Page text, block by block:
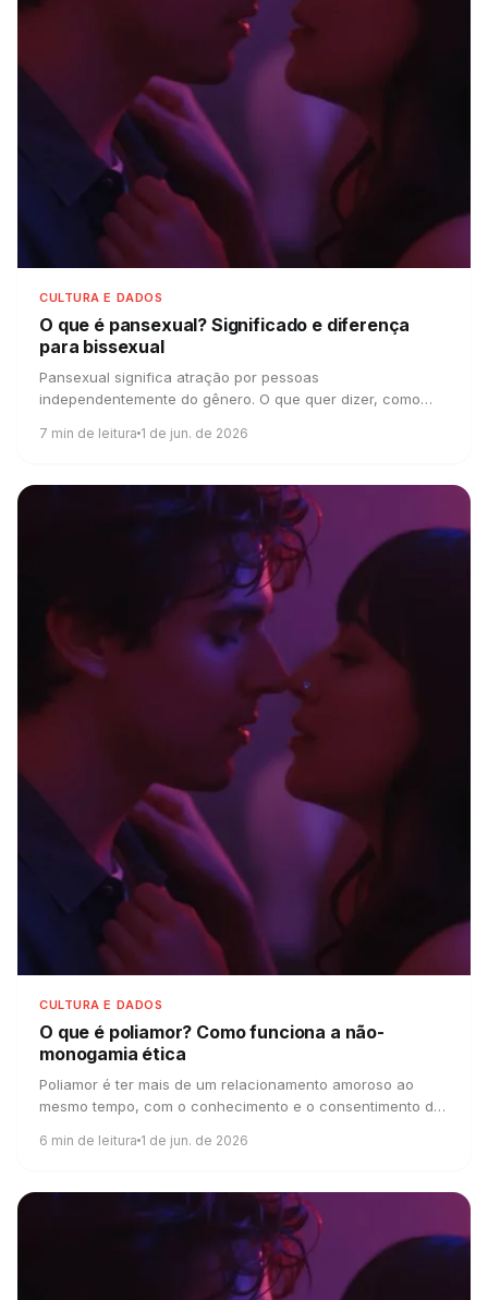
CULTURA E DADOS
O que é pansexual? Significado e diferença
para bissexual
Pansexual significa atração por pessoas
independentemente do gênero. O que quer dizer, como
7 min de leitura 1 de jun. de 2026
CULTURA E DADOS
O que é poliamor? Como funciona a não-
monogamia ética
Poliamor é ter mais de um relacionamento amoroso ao
mesmo tempo, com o conhecimento e o consentimento de
6 min de leitura 1 de jun. de 2026